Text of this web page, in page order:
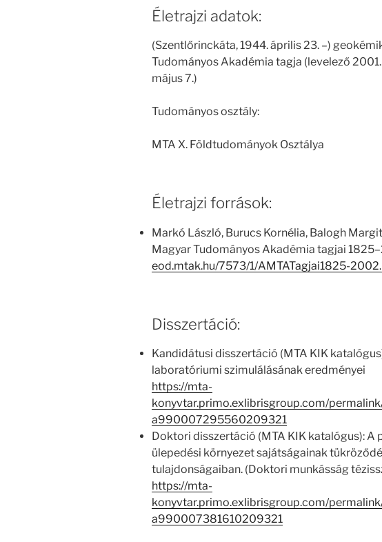
Életrajzi adatok:
(Szentlőrinckáta, 1944. április 23. –)
Tudományos Akadémia tagja (levelező
május 7.)
Tudományos osztály:
MTA X. Földtudományok Osztálya
Életrajzi források:
Markó László, Burucs Kornélia, Balogh
Magyar Tudományos Akadémia tagjai
eod.mtak.hu/7573/1/AMTATagjai1825-
Disszertáció:
Kandidátusi disszertáció (MTA KIK
laboratóriumi szimulálásának eredményei
https://mta-
konyvtar.primo.exlibrisgroup.com/
a990007295560209321
Doktori disszertáció (MTA KIK katalógus): A
ülepedési környezet sajátságainak
tulajdonságaiban. (Doktori munkásság
https://mta-
konyvtar.primo.exlibrisgroup.com/
a990007381610209321